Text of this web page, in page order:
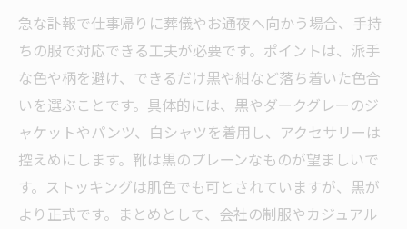
急な訃報で仕事帰りに葬儀やお通夜へ向かう場合、手持
ちの服で対応できる工夫が必要です。ポイントは、派手
な色や柄を避け、できるだけ黒や紺など落ち着いた色合
いを選ぶことです。具体的には、黒やダークグレーのジ
ャケットやパンツ、白シャツを着用し、アクセサリーは
控えめにします。靴は黒のプレーンなものが望ましいで
す。ストッキングは肌色でも可とされていますが、黒が
より正式です。まとめとして、会社の制服やカジュアル